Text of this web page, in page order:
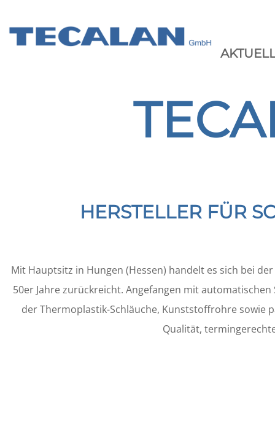
HERSTELLER FÜR
Mit Hauptsitz in Hungen (Hessen) handelt es sich bei
50er Jahre zurückreicht. Angefangen mit
der Thermoplastik-Schläuche, Kunststoffrohre sowie
Qualität,